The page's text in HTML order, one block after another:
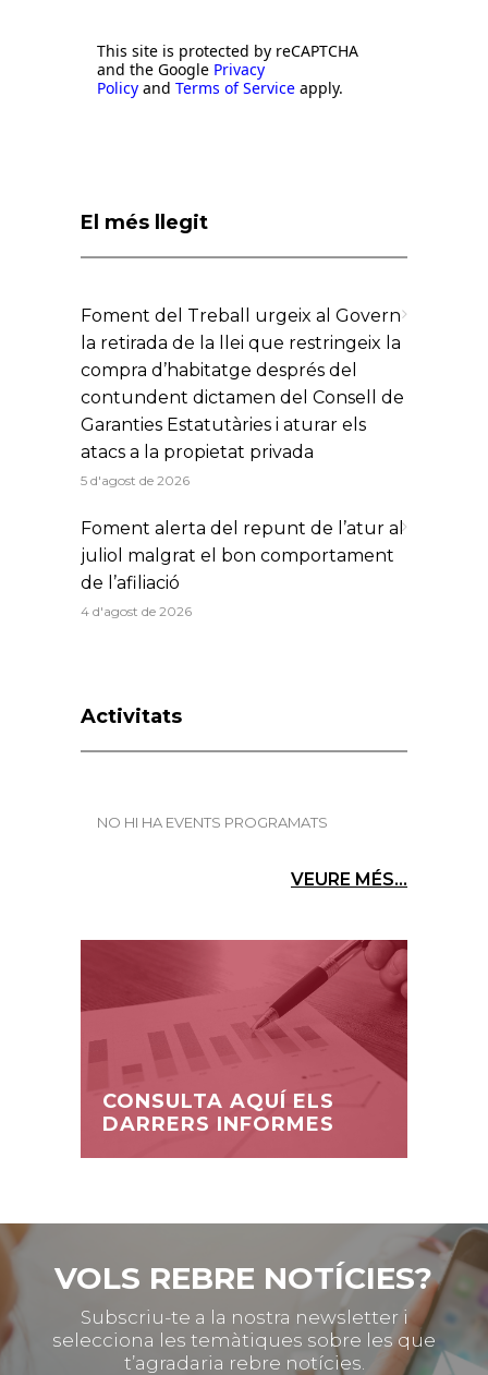
This site is protected by reCAPTCHA
and the Google Privacy
Policy and Terms of Service apply.
El més llegit
Foment del Treball urgeix al Govern
la retirada de la llei que restringeix la
compra d’habitatge després del
contundent dictamen del Consell de
Garanties Estatutàries i aturar els
atacs a la propietat privada
5 d'agost de 2026
Foment alerta del repunt de l’atur al
juliol malgrat el bon comportament
de l’afiliació
4 d'agost de 2026
Activitats
NO HI HA EVENTS PROGRAMATS
VEURE MÉS...
CONSULTA AQUÍ ELS
DARRERS INFORMES
VOLS REBRE NOTÍCIES?
Subscriu-te a la nostra newsletter i
selecciona les temàtiques sobre les que
t’agradaria rebre notícies.